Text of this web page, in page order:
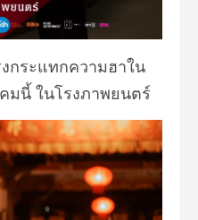
กระแทกความฮาใน
มนี้ ในโรงภาพยนตร์